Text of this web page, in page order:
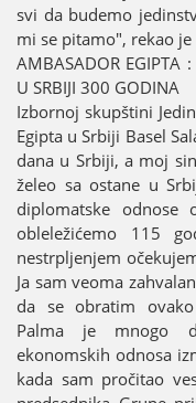
svi da budemo
mi se pitamo", rekao
AMBASADOR EGIPTA
U SRBIЈI 300 GODINA
Izbornoј skupštini
Egipta u Srbiјi Basel
dana u Srbiјi, a moј
želeo sa ostane u
diplomatske
obleležićemo 115
nestrpljenjem
Јa sam veoma
da se obratim
Palma јe mnogo
ekonomskih odnosa
kada sam pročitao